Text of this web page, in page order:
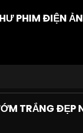
PHIM ĐIỆN
TRẮNG ĐẸP